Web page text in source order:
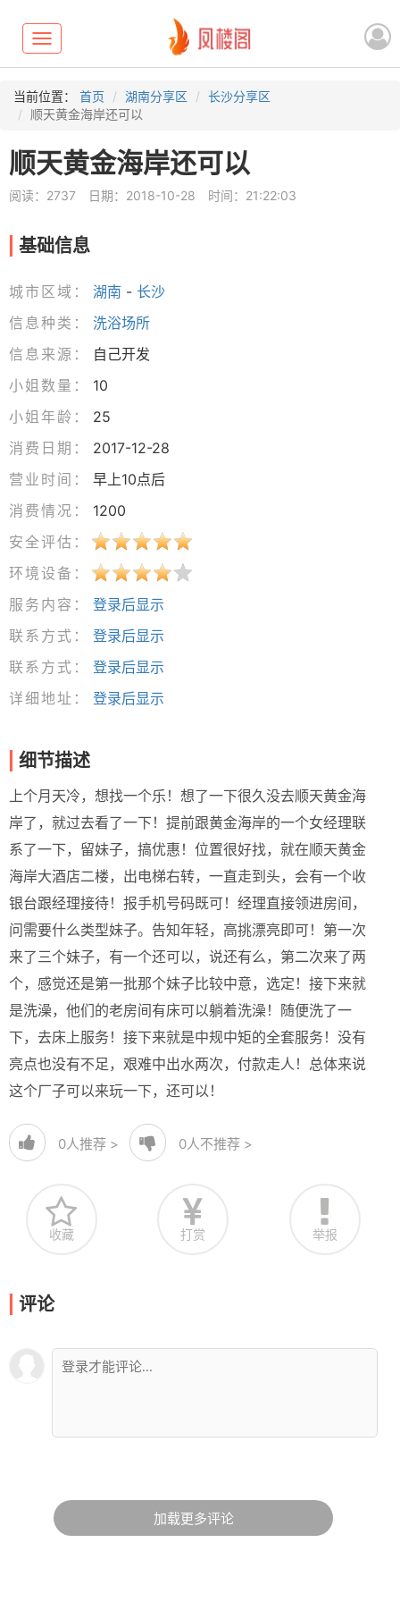
Toggle
navigation
当前位置： 首页 湖南分享区
长沙分享区
顺天黄金海岸还可以
顺天黄金海岸还可以
阅读：2737 日期：2018-10-28 时间：21:22:03
基础信息
城市区域： 湖南 - 长沙
信息种类：
洗浴场所
信息来源：
自己开发
小姐数量：
10
小姐年龄：
25
消费日期：
2017-12-28
营业时间：
早上10点后
消费情况：
1200
安全评估：
环境设备：
服务内容：
登录后显示
联系方式：
登录后显示
联系方式：
登录后显示
详细地址：
登录后显示
细节描述
上个月天冷，想找一个乐！想了一下很久没去顺天黄金海
岸了，就过去看了一下！提前跟黄金海岸的一个女经理联
系了一下，留妹子，搞优惠！位置很好找，就在顺天黄金
海岸大酒店二楼，出电梯右转，一直走到头，会有一个收
银台跟经理接待！报手机号码既可！经理直接领进房间，
问需要什么类型妹子。告知年轻，高挑漂亮即可！第一次
来了三个妹子，有一个还可以，说还有么，第二次来了两
个，感觉还是第一批那个妹子比较中意，选定！接下来就
是洗澡，他们的老房间有床可以躺着洗澡！随便洗了一
下，去床上服务！接下来就是中规中矩的全套服务！没有
亮点也没有不足，艰难中出水两次，付款走人！总体来说
这个厂子可以来玩一下，还可以！
0人推荐 > 0人不推荐 >
收藏 打赏 举报
评论
加载更多评论